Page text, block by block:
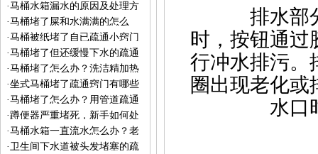
疏通工具的普及
·马桶水箱漏水的原因及处理方
法
·马桶堵了屎和水满满的怎么
办？
·马桶被纸堵了自已疏通小窍门
·马桶堵了但还缓慢下水的疏通
方法
·马桶堵了怎么办？洗洁精加热
水让你见证神奇一刻
·坐式马桶堵了疏通窍门有哪些
·马桶堵了怎么办？用管道疏通
剂能通吗？
·蹲便器严重堵死，新手如何处
理
·马桶水箱一直流水怎么办？老
师傅告诉你实用的检修方法
·卫生间下水道被头发堵塞的疏
排水部分
时，按钮通过
行冲水排污。
圈出现老化或
水口